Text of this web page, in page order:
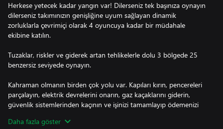
Herkese yetecek kadar yangın var! Dilerseniz tek başınıza oynayın
dilerseniz takımınızın genişliğine uyum sağlayan dinamik
zorluklarla çevrimiçi olarak 4 oyuncuya kadar bir müdahale
ekibine katılın.
Tuzaklar, riskler ve giderek artan tehlikelerle dolu 3 bölgede 25
benzersiz seviyede oynayın.
Kahraman olmanın birden çok yolu var. Kapıları kırın, pencereleri
parçalayın, elektrik devrelerini onarın, gaz kaçaklarını giderin,
güvenlik sistemlerinden kaçının ve işinizi tamamlayıp ödemenizi
Daha fazla göster